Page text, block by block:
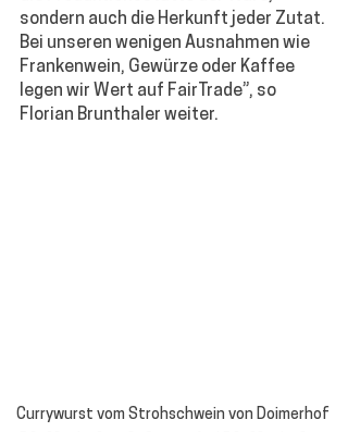
sondern auch die Herkunft jeder Zutat.
Bei unseren wenigen Ausnahmen wie
Frankenwein, Gewürze oder Kaffee
legen wir Wert auf FairTrade”, so
Florian Brunthaler weiter.
Currywurst vom Strohschwein von Doimerhof